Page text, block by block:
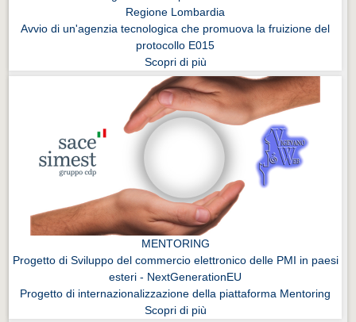
Regione Lombardia
Avvio di un'agenzia tecnologica che promuova la fruizione del
protocollo E015
Scopri di più
MENTORING
Progetto di Sviluppo del commercio elettronico delle PMI in paesi
esteri - NextGenerationEU
Progetto di internazionalizzazione della piattaforma Mentoring
Scopri di più